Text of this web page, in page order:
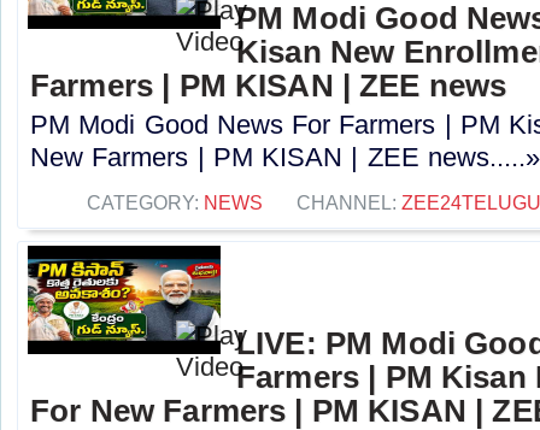
PM Modi Good
Kisan New
Farmers | PM KISAN | ZEE news
PM Modi Good News For Farmers | PM
New Farmers | PM KISAN | ZEE
CATEGORY: NEWS CHANNEL:
LIVE: PM Modi
Farmers | PM
For New Farmers | PM KISAN |